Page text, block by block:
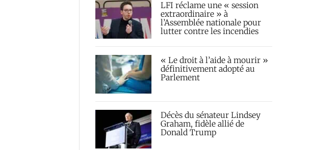
LFI réclame une « session
extraordinaire » à
l’Assemblée nationale pour
lutter contre les incendies
« Le droit à l’aide à mourir »
définitivement adopté au
Parlement
Décès du sénateur Lindsey
Graham, fidèle allié de
Donald Trump